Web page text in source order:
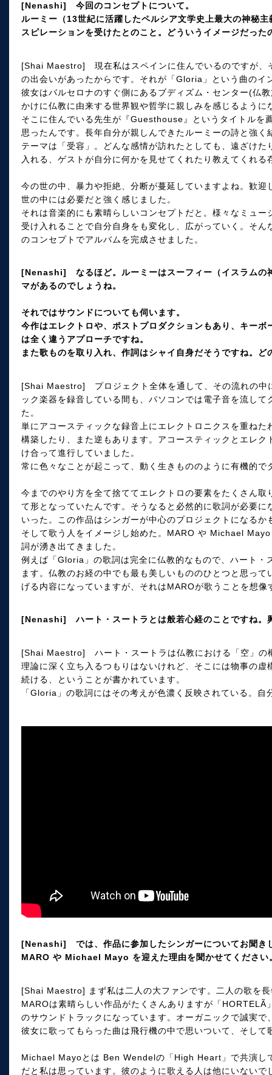
[Nenashi] 今回のコンセプトについて。
ルーミー（13世紀に活躍したペルシア文学史上最大の神秘
スピレーションを受けたとのこと。どういうイメージだっ
[Shai Maestro] 現在私はスペインに住んでいるのですが、
の出会いがあったからです。それが「Gloria」という曲のイ
彼女はバルセロナのすぐ側にあるブディズム・センター(仏
かけに仏教に由来する世界観や哲学に親しみを感じるように
そこに住んでいる先生が『Guesthouse』というタイトルを
思ったんです。長年自分が親しんできたルーミーの詩と強
テーマは「受容」。どんな感情が訪れたとしても、遠ざけ
入れる、ゲストが自分に何かを見せてくれたり教えてくれ
今の世の中、暴力や拒絶、分断が蔓延していますよね。歓
世の中には必要だと強く感じました。
それは音楽的にも素晴らしいコンセプトだと。様々なミュ
受け入れることで自分自身をも変化し、広がっていく。そ
のコンセプトでアルバムを完成させました。
[Nenashi] なるほど。ルーミーはスーフィー（イスラムの
マがあるのでしょうね。
それではサウンドについても伺います。
今作はエレクトロや、ポストプロダクションもあり、キー
は全く違うアプローチですね。
また歌ものを取り入れ、作詞はシャイ自身だそうですね。
[Shai Maestro] プロジェクト全体を通して、その流れの中
ック楽器を録音している間も、パソコンでは電子音を流し
た。
単にアコースティックな録音上にエレクトロニクスを重ね
構築したり、また逆もあります。アコースティックとエレ
け合って進行していました。
常に色々なことが起こって、動く生きもののように有機的で
今までのやり方を全て捨ててエレクトロの要素をたくさん
て形となっていたんです。そうなると必然的に歌詞が必要
いった。この作品はシンガーが中心のプロジェクトになるか
そして歌う人をイメージし始めた。MARO や Michael
詞が湧き出てきました。
例えば「Gloria」の歌詞は完全に仏教的なもので、ハート・
ます。仏教のお経の中でも最も美しいもののひとつと思っ
げる内容になっていますが、それはMAROが歌うことを想
[Nenashi] ハート・スートラとは般若心経のことですね。
[Shai Maestro] ハート・スートラは仏教における「空」の
理論に深く立ち入るつもりはないけれど、そこには物事の
続ける、ということが書かれています。
「Gloria」の歌詞にはその考えが色濃く反映されている。
[Nenashi] では、作品に参加したシンガーについてお聞き
MARO や Michael Mayo を迎えた理由を聞かせてください
[Shai Maestro] まず私は二人の大ファンです。二人の歌を
MAROは素晴らしい作品がたくさんありますが「HORTELÃ
のサウンドトラックになっています。オーガニックで誠実
彼女に歌ってもらった曲は飛行機の中で思いついて、そして
Michael Mayoとは Ben Wendelの「High Heart」で共演し
だと私は思っています。彼のように歌える人は他にいない